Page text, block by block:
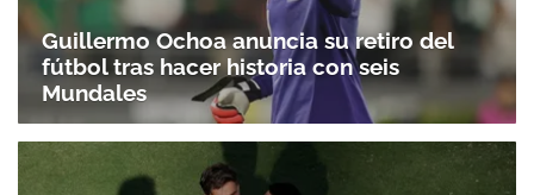
Guillermo Ochoa anuncia su retiro del
fútbol tras hacer historia con seis
Mundales